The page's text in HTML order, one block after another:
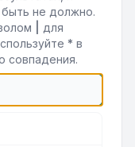
быть не должно.
для
* в
совпадения.